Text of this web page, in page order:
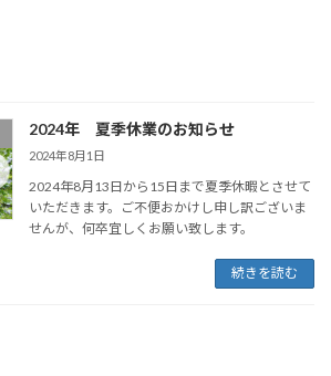
2024年 夏季休業のお知らせ
2024年8月1日
2024年8月13日から15日まで夏季休暇とさせて
いただきます。ご不便おかけし申し訳ございま
せんが、何卒宜しくお願い致します。
続きを読む